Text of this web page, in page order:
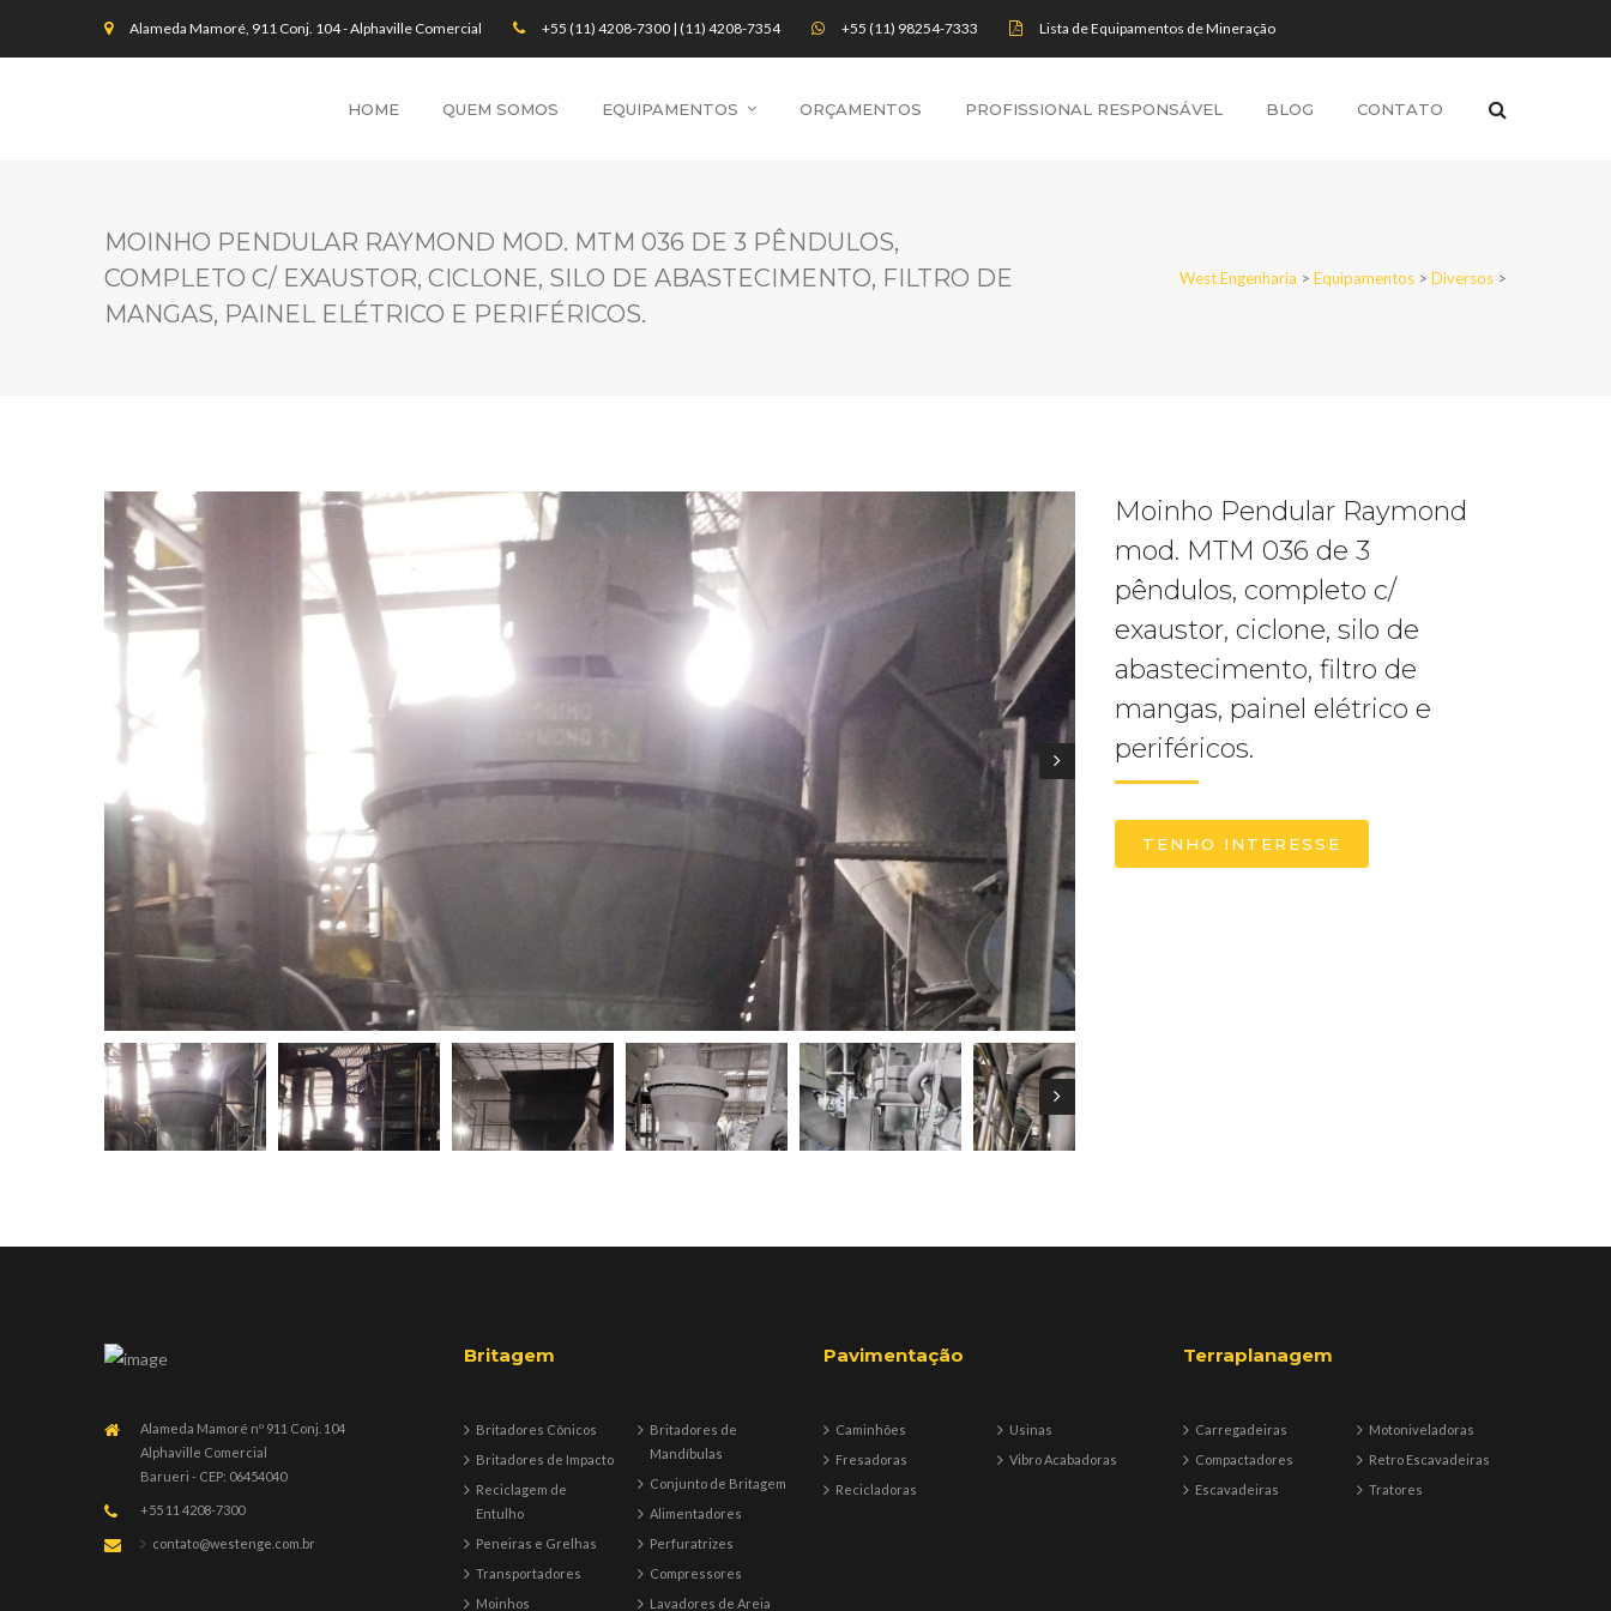
Alameda Mamoré, 911 Conj. 104 - Alphaville Comercial +55 (11) 4208-7300 | (11) 4208-7354 +55 (11) 98254-7333 Lista de Equipamentos de Mineração
HOME QUEM SOMOS EQUIPAMENTOS ORÇAMENTOS PROFISSIONAL RESPONSÁVEL BLOG CONTATO
MOINHO PENDULAR RAYMOND MOD. MTM 036 DE 3 PÊNDULOS,
COMPLETO C/ EXAUSTOR, CICLONE, SILO DE ABASTECIMENTO, FILTRO DE
MANGAS, PAINEL ELÉTRICO E PERIFÉRICOS.
West Engenharia > Equipamentos > Diversos >
Moinho Pendular Raymond
mod. MTM 036 de 3
pêndulos, completo c/
exaustor, ciclone, silo de
abastecimento, filtro de
mangas, painel elétrico e
periféricos.
TENHO INTERESSE
Alameda Mamoré nº 911 Conj. 104
Alphaville Comercial
Barueri - CEP: 06454040
+55 11 4208-7300
contato@westenge.com.br
Britagem
Britadores Cônicos
Britadores de Impacto
Reciclagem de
Entulho
Peneiras e Grelhas
Transportadores
Moinhos
Britadores de
Mandíbulas
Conjunto de Britagem
Alimentadores
Perfuratrizes
Compressores
Lavadores de Areia
Pavimentação
Caminhões
Fresadoras
Recicladoras
Usinas
Vibro Acabadoras
Terraplanagem
Carregadeiras
Compactadores
Escavadeiras
Motoniveladoras
Retro Escavadeiras
Tratores